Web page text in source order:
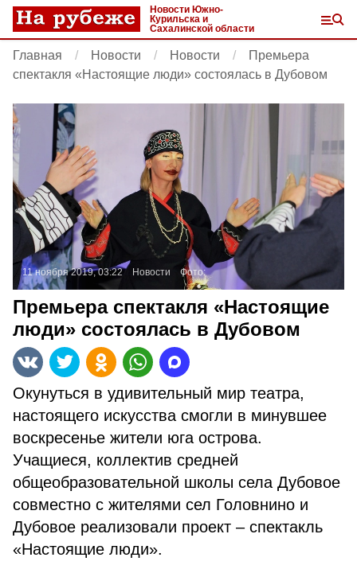
Новости Южно-
Курильска и
Сахалинской области
Главная Новости Новости
Премьера
спектакля «Настоящие люди» состоялась в Дубовом
11 ноября 2019, 03:22 Новости Фото:
Премьера спектакля «Настоящие
люди» состоялась в Дубовом
Окунуться в удивительный мир театра,
настоящего искусства смогли в минувшее
воскресенье жители юга острова.
Учащиеся, коллектив средней
общеобразовательной школы села Дубовое
совместно с жителями сел Головнино и
Дубовое реализовали проект – спектакль
«Настоящие люди».